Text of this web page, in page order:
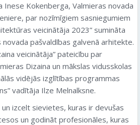
Inese Kokenberga, Valmieras novada
par nozīmīgiem sasniegumiem
veicinātāja 2023” sumināta
novada pašvaldības galvenā arhitekte.
veicinātāja” pateicību par
Dizaina un mākslas vidusskolas
vidējās izglītības programmas
vadītāja Ilze Melnalksne.
izcelt sievietes, kuras ir devušas
un godināt profesionāles, kuras